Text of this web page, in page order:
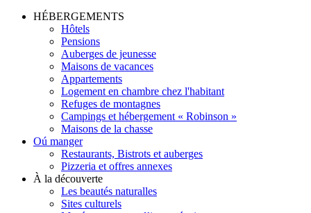
HÉBERGEMENTS
Hôtels
Pensions
Auberges de jeunesse
Maisons de vacances
Appartements
Logement en chambre chez l'habitant
Refuges de montagnes
Campings et hébergement « Robinson »
Maisons de la chasse
Oú manger
Restaurants, Bistrots et auberges
Pizzeria et offres annexes
À la découverte
Les beautés naturalles
Sites culturels